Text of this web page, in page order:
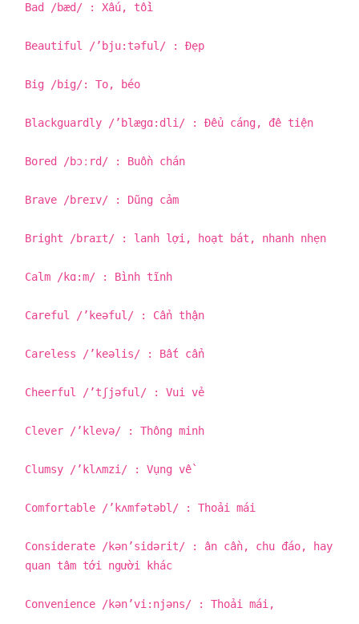
Bad /bæd/ : Xấu, tồi
Beautiful /’bju:təful/ : Đẹp
Big /big/: To, béo
Blackguardly /’blægɑ:dli/ : Đểu cáng, đê tiện
Bored /bɔːrd/ : Buồn chán
Brave /breɪv/ : Dũng cảm
Bright /braɪt/ : lanh lợi, hoạt bát, nhanh nhẹn
Calm /kɑ:m/ : Bình tĩnh
Careful /’keəful/ : Cẩn thận
Careless /’keəlis/ : Bất cẩn
Cheerful /’tʃjəful/ : Vui vẻ
Clever /’klevə/ : Thông minh
Clumsy /’klʌmzi/ : Vụng về
Comfortable /’kʌmfətəbl/ : Thoải mái
Considerate /kən’sidərit/ : ân cần, chu đáo, hay
quan tâm tới người khác
Convenience /kən’vi:njəns/ : Thoải mái,